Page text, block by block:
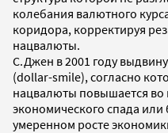
колебания валютного
коридора, корректируя
нацвалюты.
С.Джен в 2001 году
(dollar-smile), согласно
нацвалюты повышается во
экономического спада или
умеренном росте